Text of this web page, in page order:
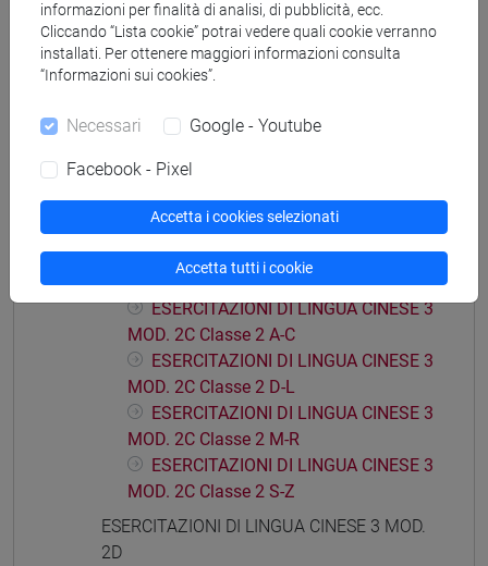
MOD. 2B Classe 1
ESERCITAZIONI DI LINGUA CINESE 3
MOD. 2B Classe 2 A-L
MOD. 2B Classe 2 M-Z
2C
ESERCITAZIONI DI LINGUA CINESE 3
MOD. 2C Classe 1 A-L
ESERCITAZIONI DI LINGUA CINESE 3
MOD. 2C Classe 1 M-Z
ESERCITAZIONI DI LINGUA CINESE 3
MOD. 2C Classe 2 A-C
ESERCITAZIONI DI LINGUA CINESE 3
MOD. 2C Classe 2 D-L
ESERCITAZIONI DI LINGUA CINESE 3
MOD. 2C Classe 2 M-R
ESERCITAZIONI DI LINGUA CINESE 3
MOD. 2C Classe 2 S-Z
ESERCITAZIONI DI LINGUA CINESE 3 MOD.
2D
informazioni per finalità di analisi, di pubblicità, ecc.
Cliccando “Lista cookie” potrai vedere quali cookie verranno
installati. Per ottenere maggiori informazioni consulta
“Informazioni sui cookies”.
Necessari Google - Youtube
Facebook - Pixel
Accetta i cookies selezionati
Accetta tutti i cookie